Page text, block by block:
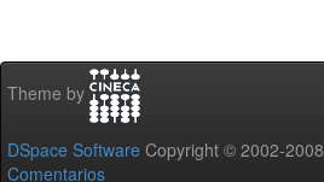
Theme by
DSpace Software Copyright © 2002-2008
Comentarios